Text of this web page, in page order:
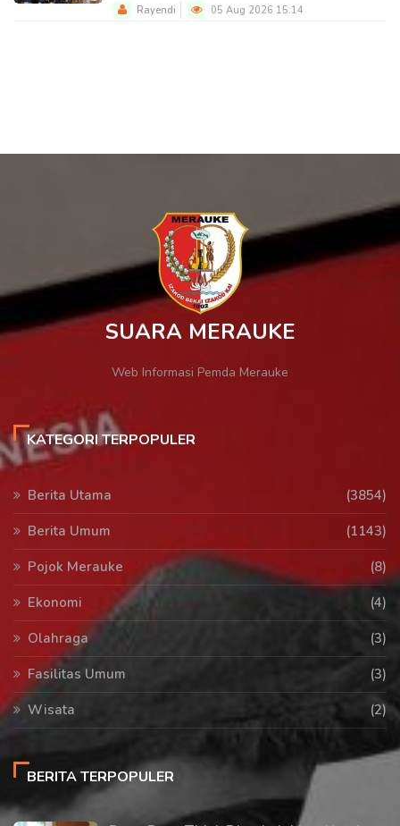
Rayendi 05 Aug 2026 15:14
SUARA MERAUKE
Web Informasi Pemda Merauke
KATEGORI TERPOPULER
Berita Utama
(3854)
Berita Umum
(1143)
Pojok Merauke
(8)
Ekonomi
(4)
Olahraga
(3)
Fasilitas Umum
(3)
Wisata
(2)
BERITA TERPOPULER